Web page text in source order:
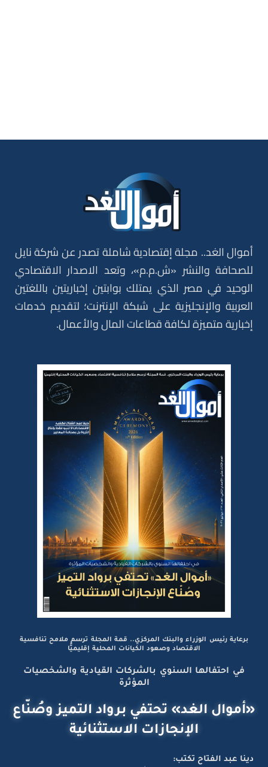
أموال الغد.. مجلة إقتصادية شاملة تصدر عن شركة نايل
للصحافة والنشر «ش.م.م»، وتعد الاصدار الاقتصادي
الوحيد في مصر الذي يمتلك بوابتين إخباريتين باللغتين
العربية والإنجليزية على شبكة الإنترنت؛ لتقديم خدمات
إخبارية متميزة لكافة قطاعات المال والأعمال.
برعاية رئيس الوزراء والبنك المركزي.. قمة المجلة ترسم ملامح تنافسية
الاقتصاد وصعود الكيانات المحلية إقليميًّا
في احتفالها السنوي بالشركات القيادية والشخصيات
المؤثرة
«أموال الغد» تحتفي برواد التميز وصُنّاع
الإنجازات الاستثنائية
دينا عبد الفتاح تكتب: